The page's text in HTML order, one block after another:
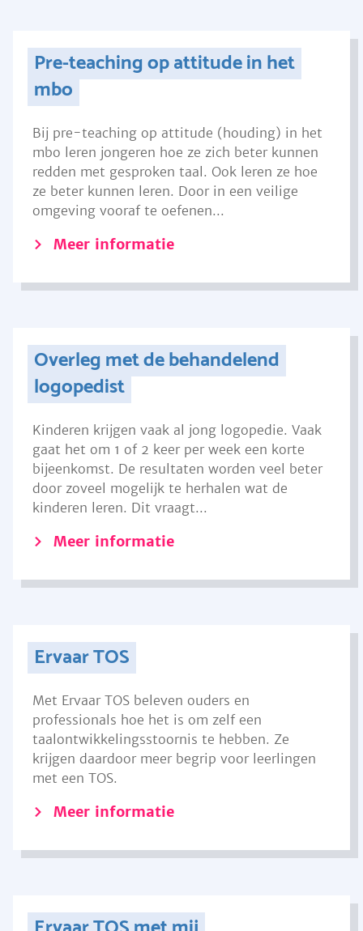
Pre-teaching op attitude in het
mbo
Bij pre-teaching op attitude (houding) in het
mbo leren jongeren hoe ze zich beter kunnen
redden met gesproken taal. Ook leren ze hoe
ze beter kunnen leren. Door in een veilige
omgeving vooraf te oefenen...
Meer informatie
Overleg met de behandelend
logopedist
Kinderen krijgen vaak al jong logopedie. Vaak
gaat het om 1 of 2 keer per week een korte
bijeenkomst. De resultaten worden veel beter
door zoveel mogelijk te herhalen wat de
kinderen leren. Dit vraagt...
Meer informatie
Ervaar TOS
Met Ervaar TOS beleven ouders en
professionals hoe het is om zelf een
taalontwikkelingsstoornis te hebben. Ze
krijgen daardoor meer begrip voor leerlingen
met een TOS.
Meer informatie